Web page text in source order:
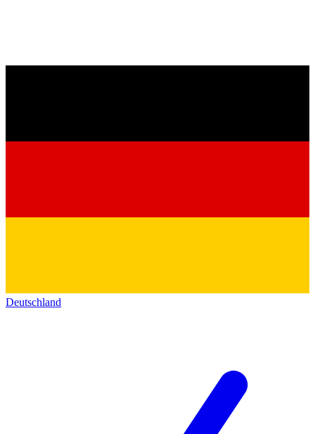
Deutschland